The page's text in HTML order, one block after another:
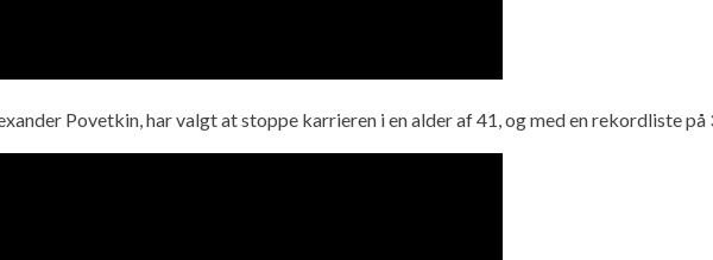
Povetkin, har valgt at stoppe karrieren i en alder af 41, og med en rekordliste